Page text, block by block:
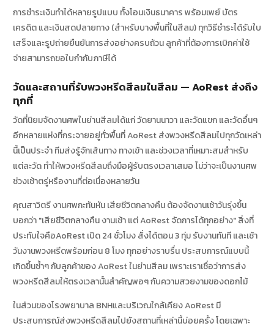
การชำระเงินทำได้หลายรูปแบบ ทั้งโอนเงินธนาคาร พร้อมเพย์ บัตร
เครดิต และเงินสดปลายทาง (สำหรับบางพื้นที่ในสีลม) ทุกวิธีชำระได้รับใบ
เสร็จและรูปถ่ายยืนยันการส่งอย่างครบถ้วน ลูกค้าที่ต้องการเบิกค่าใช้
จ่ายสามารถขอใบกำกับภาษีได้
วัดและสถานที่รับพวงหรีดสีลมในสีลม — AoRest ส่งถึง
ทุกที่
วัดที่นิยมจัดงานศพในย่านสีลมได้แก่ วัดยานนาวา และวัดแขก และวัดอื่นๆ
อีกหลายแห่งที่กระจายอยู่ทั่วพื้นที่ AoRest ส่งพวงหรีดสีลมไปทุกวัดเหล่า
นี้เป็นประจำ ทีมส่งรู้จักเส้นทาง ทางเข้า และช่วงเวลาที่เหมาะสมสำหรับ
แต่ละวัด ทำให้พวงหรีดสีลมถึงมือผู้รับตรงเวลาเสมอ ไม่ว่าจะเป็นงานศพ
ช่วงเช้าตรู่หรืองานที่ต่อเนื่องหลายวัน
คุณสาวิตรี งานศพกะทันหัน เสียชีวิตกลางคืน ต้องจัดงานเช้าวันรุ่งขึ้น
บอกว่า "เสียชีวิตกลางคืน งานเช้า แต่ AoRest จัดการได้ทุกอย่าง" สิ่งที่
ประทับใจคือAoRest เปิด 24 ชั่วโมง สั่งได้ตอน 3 ทุ่ม รับงานทันที และเช้า
วันงานพวงหรีดพร้อมก่อน 8 โมง ทุกอย่างราบรื่น ประสบการณ์แบบนี้
เกิดขึ้นซ้ำๆ กับลูกค้าของ AoRest ในย่านสีลม เพราะเราเชื่อว่าการส่ง
พวงหรีดสีลมให้ตรงเวลานั้นสำคัญพอๆ กับความสวยงามของดอกไม้
ในส่วนของโรงพยาบาล BNHและบริเวณใกล้เคียง AoRest มี
ประสบการณ์ส่งพวงหรีดสีลมไปยังสถานที่เหล่านี้บ่อยครั้ง โดยเฉพาะ